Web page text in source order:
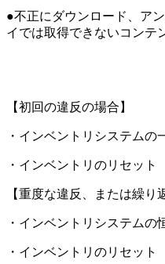
●不正にダウンロード、ア
イでは取得できないコンテ
【初回の違反の場合】
・インベントリシステムの
・インベントリのリセット
【重度な違反、または繰り
・インベントリシステムの
・インベントリのリセット